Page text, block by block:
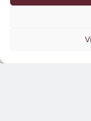
största